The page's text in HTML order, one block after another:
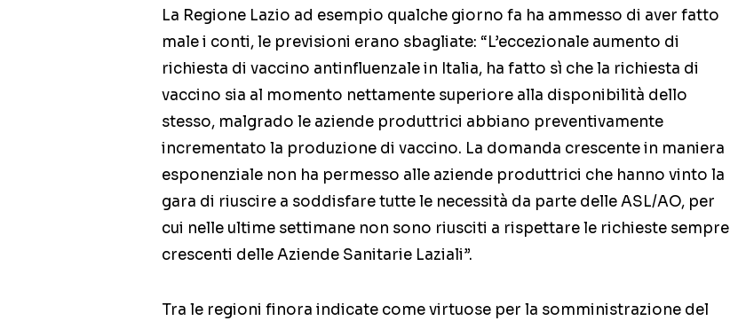
La Regione Lazio ad esempio qualche giorno fa ha ammesso di aver fatto
male i conti, le previsioni erano sbagliate: “L’eccezionale aumento di
richiesta di vaccino antinfluenzale in Italia, ha fatto sì che la richiesta di
vaccino sia al momento nettamente superiore alla disponibilità dello
stesso, malgrado le aziende produttrici abbiano preventivamente
incrementato la produzione di vaccino. La domanda crescente in maniera
esponenziale non ha permesso alle aziende produttrici che hanno vinto la
gara di riuscire a soddisfare tutte le necessità da parte delle ASL/AO, per
cui nelle ultime settimane non sono riusciti a rispettare le richieste sempre
crescenti delle Aziende Sanitarie Laziali”.
Tra le regioni finora indicate come virtuose per la somministrazione del